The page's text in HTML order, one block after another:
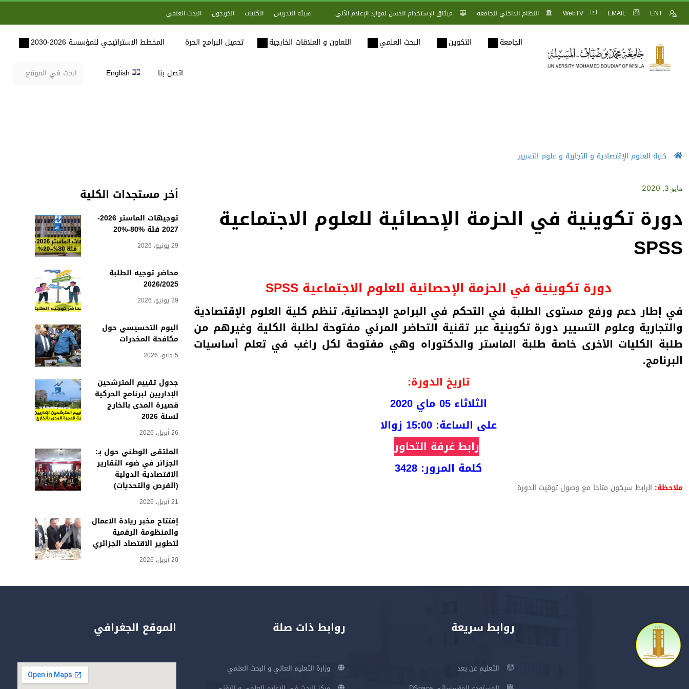
ENT
EMAIL
WebTV النظام الداخلي للجامعة ميثاق الإستخدام الحسن لموارد الإعلام الآلي هيئة التدريس الكليات الخريجون البحث العلمي
الجامعة التكوين البحث العلمي التعاون و العلاقات الخارجية تحميل البرامج الحرة المخطط الاستراتيجي للمؤسسة 2026-2030
اتصل بنا English
كلية العلوم الإقتصادية و التجارية و علوم التسيير
أخر مستجدات الكلية
توجيهات الماستر 2026-
2027 فئة %80-%20
29 يونيو، 2026
محاضر توجيه الطلبة
2026/2025
29 يونيو، 2026
اليوم التحسيسي حول
مكافحة المخدرات
5 مايو، 2026
جدول تقييم المترشحين
الإداريين لبرنامج الحركية
قصيرة المدى بالخارج
لسنة 2026
26 أبريل، 2026
الملتقى الوطني حول بـ:
الجزائر في ضوء التقارير
الاقتصادية الدولية
(الفرص والتحديات)
21 أبريل، 2026
إفتتاح مخبر ريادة الأعمال
والمنظومة الرقمية
لتطوير الاقتصاد الجزائري
20 أبريل، 2026
مايو 3, 2020
دورة تكوينية في الحزمة الإحصائية للعلوم الاجتماعية
SPSS
دورة تكوينية في الحزمة الإحصائية للعلوم الاجتماعية SPSS
في إطار دعم ورفع مستوى الطلبة في التحكم في البرامج الإحصائية، تنظم كلية العلوم الإقتصادية
والتجارية وعلوم التسيير دورة تكوينية عبر تقنية التحاضر المرئي مفتوحة لطلبة الكلية وغيرهم من
طلبة الكليات الأخرى خاصة طلبة الماستر والدكتوراه وهي مفتوحة لكل راغب في تعلم أساسيات
البرنامج.
تاريخ الدورة:
الثلاثاء 05 ماي 2020
على الساعة: 15:00 زوالا
رابط غرفة التحاور
كلمة المرور: 3428
ملاحظة: الرابط سيكون متاحا مع وصول توقيت الدورة.
روابط سريعة
التعليم عن بعد
روابط ذات صلة
وزارة التعليم العالي و البحث العلمي
الموقع الجغرافي